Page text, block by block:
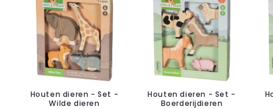
Houten dieren - Set -
Wilde dieren
Houten dieren - Set -
Boerderijdieren